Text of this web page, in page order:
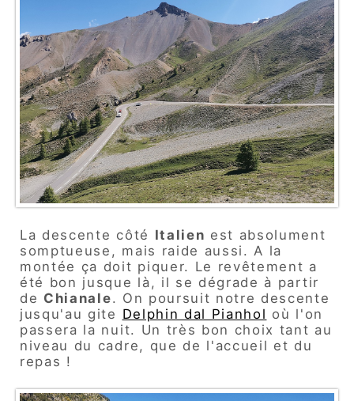
La descente côté Italien est absolument
somptueuse, mais raide aussi. A la
montée ça doit piquer. Le revêtement a
été bon jusque là, il se dégrade à partir
de Chianale. On poursuit notre descente
jusqu'au gite Delphin dal Pianhol où l'on
passera la nuit. Un très bon choix tant au
niveau du cadre, que de l'accueil et du
repas !